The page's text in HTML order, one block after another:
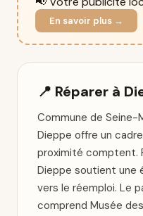
En savoir plus →
📍 Réparer à
Commune de Seine-
Dieppe offre un
proximité comptent.
Dieppe soutient une
vers le réemploi. Le
comprend Musée